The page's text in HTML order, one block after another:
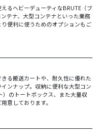
るヘビーデューティなBRUTE（ブ
テナ、大型コンテナといった業務
便利に使うためのオプションもご
る搬送カートや、耐久性に優れた
ンナップ。収納に便利な大型コン
）のトートボックス、また大量収
意しております。